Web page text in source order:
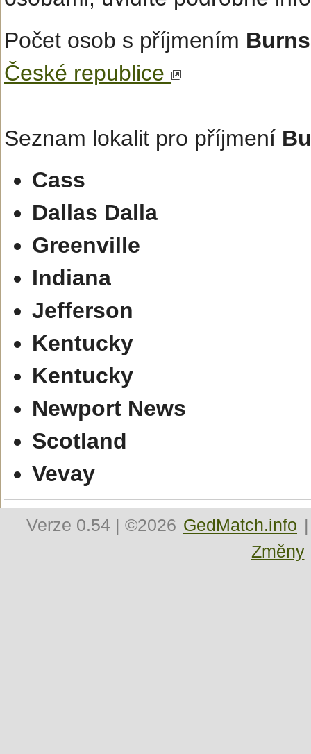
Počet osob s příjmením Burns
České republice
Seznam lokalit pro příjmení
Cass
Dallas Dalla
Greenville
Indiana
Jefferson
Kentucky
Kentucky
Newport News
Scotland
Vevay
Verze 0.54 | ©2026 GedMatch.info
Změny